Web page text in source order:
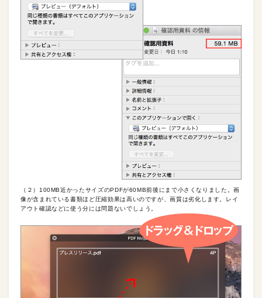
（２）100MB近かったサイズのPDFが60MB前後にまで小さくなりました。画
像が含まれている書類ほど圧縮効果は高いのですが、画質は劣化します。レイ
アウト確認などに使う分には問題ないでしょう。